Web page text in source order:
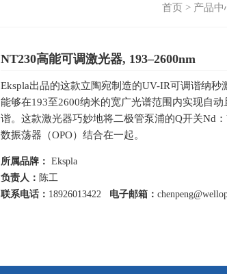
首页 > 产品中
NT230高能可调激光器, 193–2600nm
Ekspla出品的这款立陶宛制造的UV-IR可调谐纳秒
能够在193至2600纳米的宽广光谱范围内实现自
谐。这款激光器巧妙地将二极管泵浦的Q开关Nd
数振荡器（OPO）结合在一起。
所属品牌： Ekspla
负责人： 陈工
联系电话： 18926013422 电子邮箱：